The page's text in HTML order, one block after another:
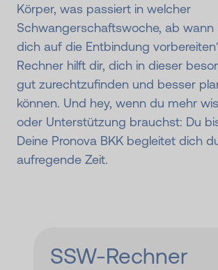
Körper, was passiert in welcher
Schwangerschafts­woche, ab wann
dich auf die Entbindung
Rechner hilft dir, dich in dieser
gut zurechtzufinden und besser
können. Und hey, wenn du mehr
oder Unterstützung brauchst: Du
Deine Pronova BKK begleitet dich
aufregende Zeit.
SSW-Rechner